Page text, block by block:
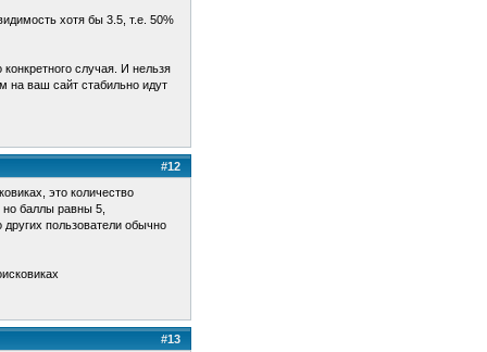
хотя бы 3.5, т.е. 50%
случая. И нельзя
на ваш сайт стабильно идут
#12
это количество
баллы равны 5,
пользователи обычно
#13